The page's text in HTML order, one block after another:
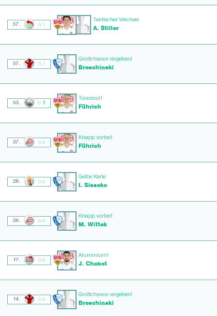
57. 0:1
Taktischer Wechsel
A. Stiller
57. 0:1
Großchance vergeben!
Broschinski
53. 0: 1
Toooooor!
Führich
37. 0:0
Knapp vorbei!
Führich
28. 0:0
Gelbe Karte
I. Sissoko
26. 0:0
Knapp vorbei!
M. Wittek
17. 0:0
Aluminium!
J. Chabot
14. 0:0
Großchance vergeben!
Broschinski